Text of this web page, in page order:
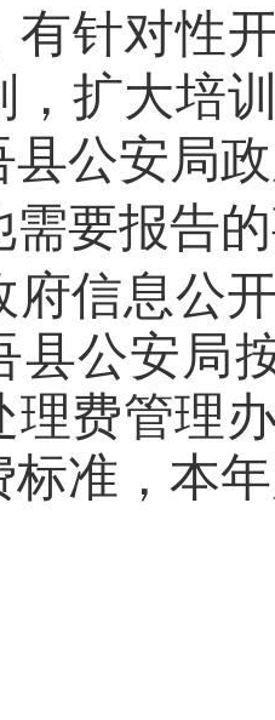
有针对性
，扩大培
县公安局
需要报告
府信息公
县公安局
理费管理
标准，本